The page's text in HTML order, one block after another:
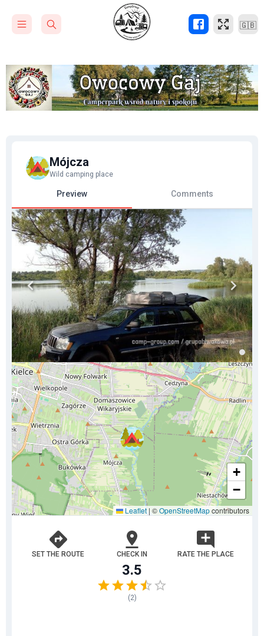
🇬🇧
Mójcza
Wild camping place
Preview Comments
+
−
Leaflet | ©OpenStreetMapcontributors
SET THE ROUTE CHECK IN RATE THE PLACE
3.5
(2)